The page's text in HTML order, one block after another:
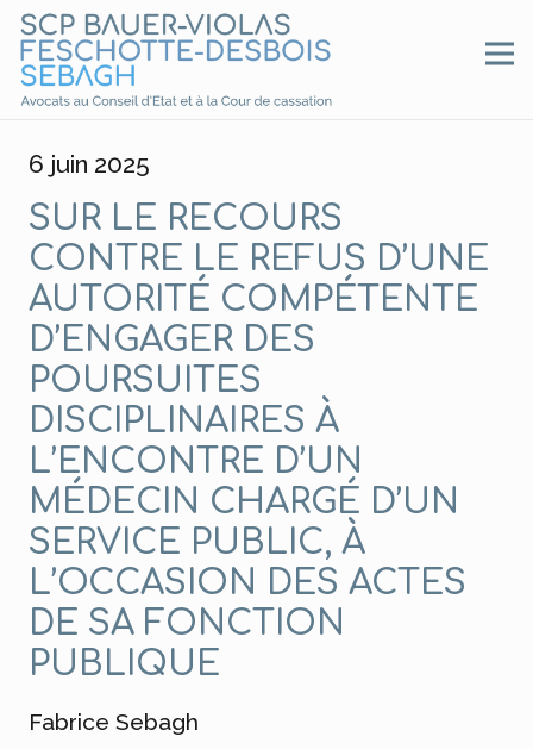
6 juin 2025
SUR LE RECOURS
CONTRE LE REFUS D’UNE
AUTORITÉ COMPÉTENTE
D’ENGAGER DES
POURSUITES
DISCIPLINAIRES À
L’ENCONTRE D’UN
MÉDECIN CHARGÉ D’UN
SERVICE PUBLIC, À
L’OCCASION DES ACTES
DE SA FONCTION
PUBLIQUE
Fabrice Sebagh